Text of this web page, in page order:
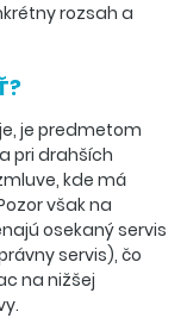
rozsah a
je predmetom
pri drahších
kde má
však na
osekaný servis
servis), čo
na nižšej